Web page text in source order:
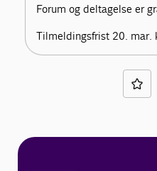
Forum og deltagelse er
Tilmeldingsfrist 20. mar.